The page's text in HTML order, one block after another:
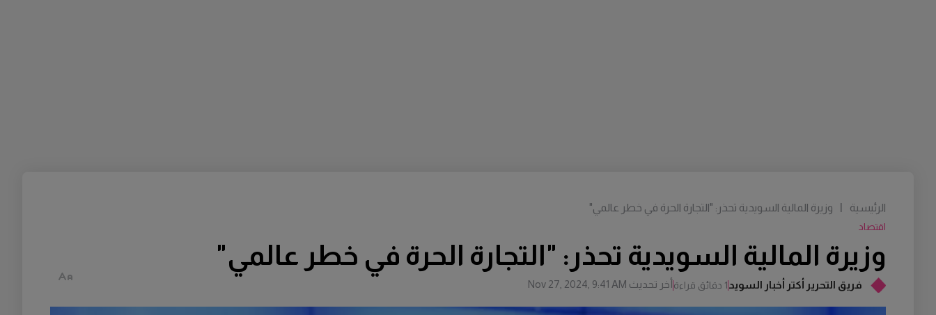
فريق التحرير أكتر أخبار السويد1 دقائق قراءة أخر تحديث Nov 27, 2024, 9:41 AM
وزيرة المالية السويدية تحذر: "التجارة الحرة في خطر عالمي"
اقتصاد
الرئيسية | وزيرة المالية السويدية تحذر: "التجارة الحرة في خطر عالمي"